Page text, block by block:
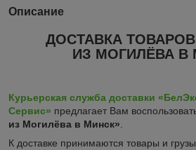
Описание
ДОСТАВКА
ИЗ МОГИЛЁВА В
Курьерская служба доставки
Сервис» предлагает Вам
из Могилёва в Минск».
К доставке принимаются товары и